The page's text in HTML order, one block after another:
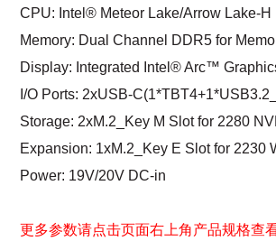
CPU: Intel® Meteor Lake/Arrow Lake-H
Memory: Dual Channel DDR5 for
Display: Integrated Intel® Arc™
I/O Ports: 2xUSB-
Storage: 2xM.2_Key M Slot for 2280
Expansion: 1xM.2_Key E Slot for 2230
Power: 19V/20V DC-in
更多参数请点击页面右上角产品规格查